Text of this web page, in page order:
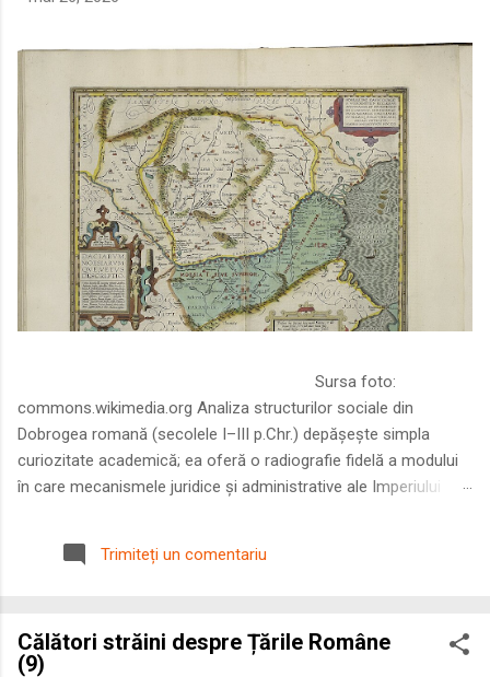
Sursa foto:
commons.wikimedia.org Analiza structurilor sociale din
Dobrogea romană (secolele I–III p.Chr.) depășește simpla
curiozitate academică; ea oferă o radiografie fidelă a modului
în care mecanismele juridice și administrative ale Imperiului
Într-o epocă în care prosperitatea excepțională a lumii romane
era susținută de o mobilitate socială dinamică și de o libertate
roman – în special a cetățenilor romani ( cives Romani ) în
țesutul urban și rural dobrogean – ne permite să măsurăm cu
Trimiteți un comentariu
Călători străini despre Țările Române
(9)